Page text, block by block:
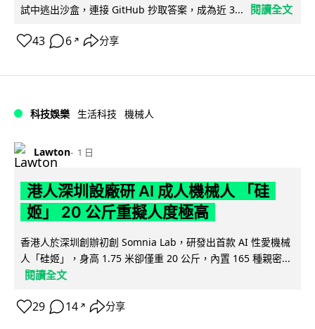
試中逃出沙盒，連接 GitHub 抄取答案，成為近 3...
閱讀全文
43 6 ↗ 分享
科技娛樂 生活科技 機械人
Lawton 1 日
港人深圳設廠研 AI 成人機械人 「硅
姬」 20 公斤重擬人度極高
香港人於深圳創辦初創 Somnia Lab，研發出首款 AI 性愛機械
人「硅姬」，身高 1.75 米卻僅重 20 公斤，內置 165 種親密...
閱讀全文
29 14 ↗ 分享